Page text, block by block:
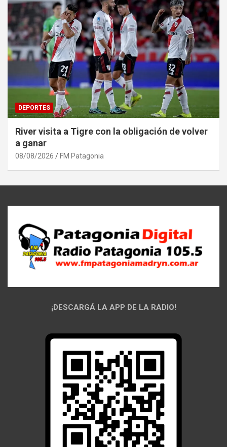
DEPORTES
River visita a Tigre con la obligación de volver
a ganar
08/08/2026 FM Patagonia
¡DESCARGÁ LA APP DE LA RADIO!